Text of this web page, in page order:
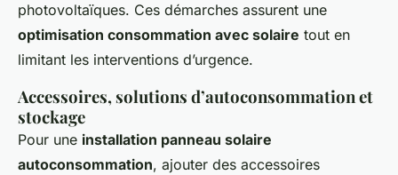
photovoltaïques. Ces démarches assurent une
optimisation consommation avec solaire tout en
limitant les interventions d’urgence.
Accessoires, solutions d’autoconsommation et
stockage
Pour une installation panneau solaire
autoconsommation, ajouter des accessoires